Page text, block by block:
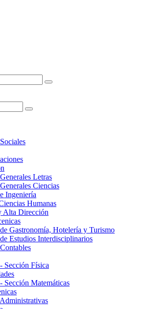
Letras
Ciencias
Ingeniería
Humanas
Alta Dirección
Gastronomía, Hotelería y Turismo
Estudios Interdisciplinarios
Sección Física
Sección Matemáticas